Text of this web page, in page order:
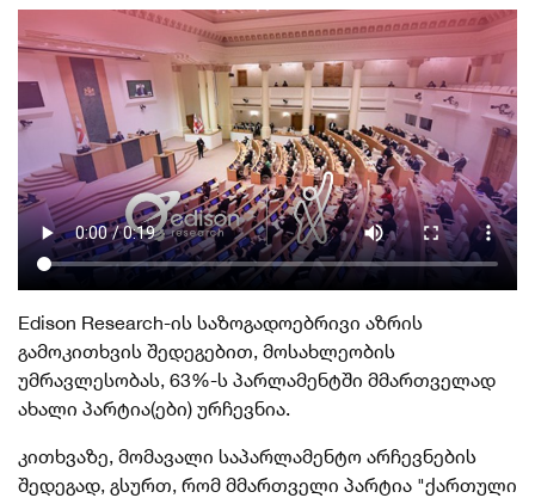
Edison Research-ის საზოგადოებრივი აზრის
გამოკითხვის შედეგებით, მოსახლეობის
უმრავლესობას, 63%-ს პარლამენტში მმართველად
ახალი პარტია(ები) ურჩევნია.
კითხვაზე, მომავალი საპარლამენტო არჩევნების
შედეგად, გსურთ, რომ მმართველი პარტია "ქართული